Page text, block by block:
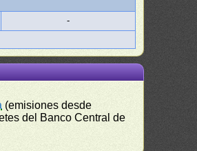
-
(emisiones desde
del Banco Central de